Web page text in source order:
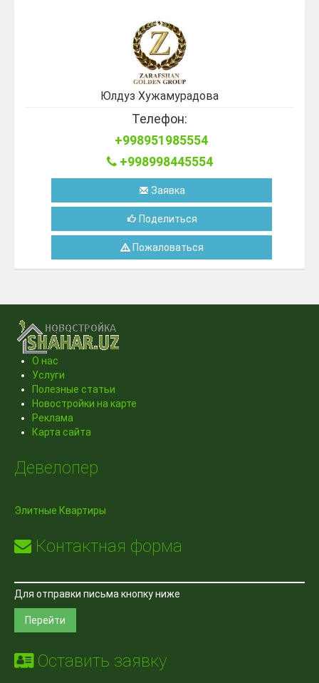
Юлдуз Хужамурадова
Телефон:
+998951985554
+998998445554
Заявка
Поделиться
Пожаловаться
О нас
Услуги
Полезные статьи
Новостройки на карте
Реклама
Карта сайта
Девелопер
Элитные Квартиры
Контактная форма
Для отправки письма кнопку ниже
Перейти
Оставить заявку